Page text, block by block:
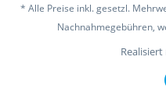
* Alle Preise inkl. gesetzl.
Nachnahmegebühren,